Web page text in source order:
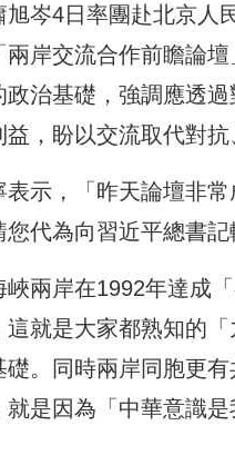
旭岑4日率團赴北京人
岸交流合作前瞻論
治基礎，強調應透
，盼以交流取代對抗
示，「昨天論壇非
代為向習近平總書記
兩岸在1992年達成
這就是大家都熟知的
礎。同時兩岸同胞更
是因為「中華意識